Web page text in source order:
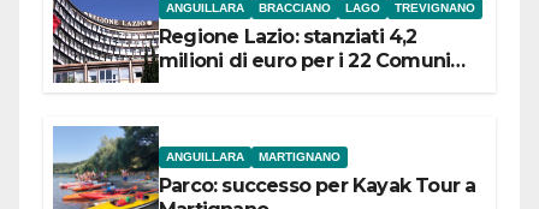
ANGUILLARA BRACCIANO LAGO TREVIGNANO
Regione Lazio: stanziati 4,2
milioni di euro per i 22 Comuni
ANGUILLARA MARTIGNANO
Parco: successo per Kayak Tour a